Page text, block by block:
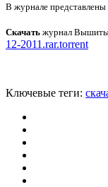
В журнале
Скачать журнал
12-2011.rar.torrent
Ключевые теги: